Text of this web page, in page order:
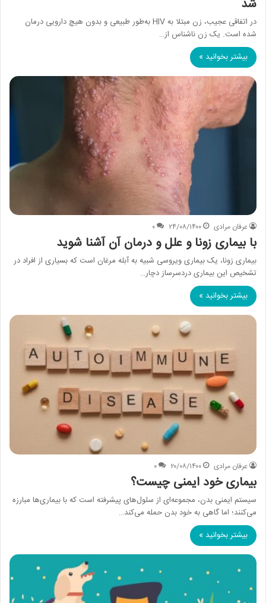
شد
در اتفاقی عجیب، زن مبتلا به HIV به‌طور طبیعی و بدون هیچ دارویی درمان
شده است. یک زن ناشناس از…
بیشتر بخوانید »
عرفان مرادی ۲۴/۰۸/۱۴۰۰ ۰
با بیماری زونا و علل و درمان آن آشنا شوید
بیماری زونا، یک بیماری ویروسی شبیه به آبله مرغان است که بسیاری از افراد در
تشخیص این بیماری دردسرساز دچار…
بیشتر بخوانید »
عرفان مرادی ۲۰/۰۸/۱۴۰۰ ۰
بیماری خود ایمنی چیست؟
سیستم ایمنی بدن، مجموعه‌ای از سلول‌های پیشرفته است که با بیماری‌ها مبارزه
می‌کنند؛ اما گاهی به خود بدن حمله می‌کند…
بیشتر بخوانید »